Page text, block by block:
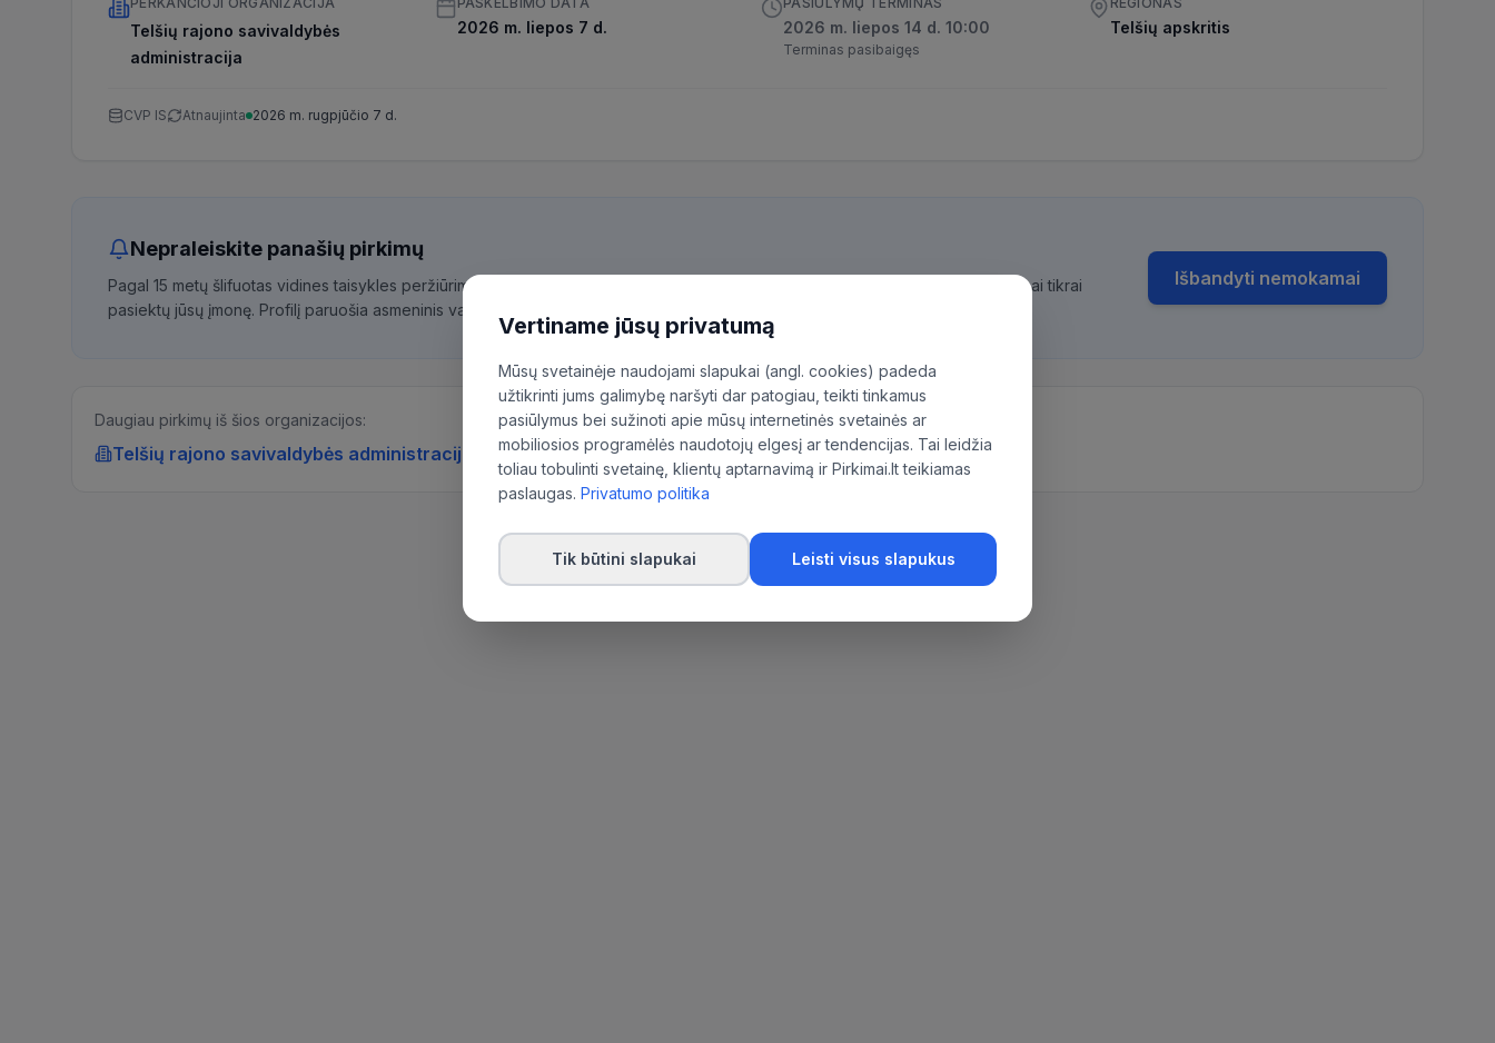
Telšių rajono savivaldybės
administracija
2026 m. liepos 7 d. 2026 m. liepos 14 d. 10:00
Terminas pasibaigęs
Telšių apskritis
CVP IS Atnaujinta 2026 m. rugpjūčio 7 d.
Nepraleiskite panašių pirkimų
Pagal 15 metų šlifuotas vidines taisykles peržiūrime kiekvieną pirkimą ir patiksliname 35,96% BVPŽ kodų, kad aktualūs skelbimai tikrai
pasiektų jūsų įmonę. Profilį paruošia asmeninis vadybininkas.
Išbandyti nemokamai
Daugiau pirkimų iš šios organizacijos:
Telšių rajono savivaldybės administracija
Vertiname jūsų privatumą
Mūsų svetainėje naudojami slapukai (angl. cookies) padeda
užtikrinti jums galimybę naršyti dar patogiau, teikti tinkamus
pasiūlymus bei sužinoti apie mūsų internetinės svetainės ar
mobiliosios programėlės naudotojų elgesį ar tendencijas. Tai leidžia
toliau tobulinti svetainę, klientų aptarnavimą ir Pirkimai.lt teikiamas
paslaugas. Privatumo politika
Tik būtini slapukai Leisti visus slapukus